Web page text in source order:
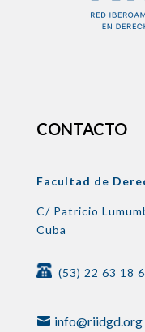
CONTACTO
Facultad de
C/ Patricio
Cuba
(53) 22 63 18
info@riidgd.org